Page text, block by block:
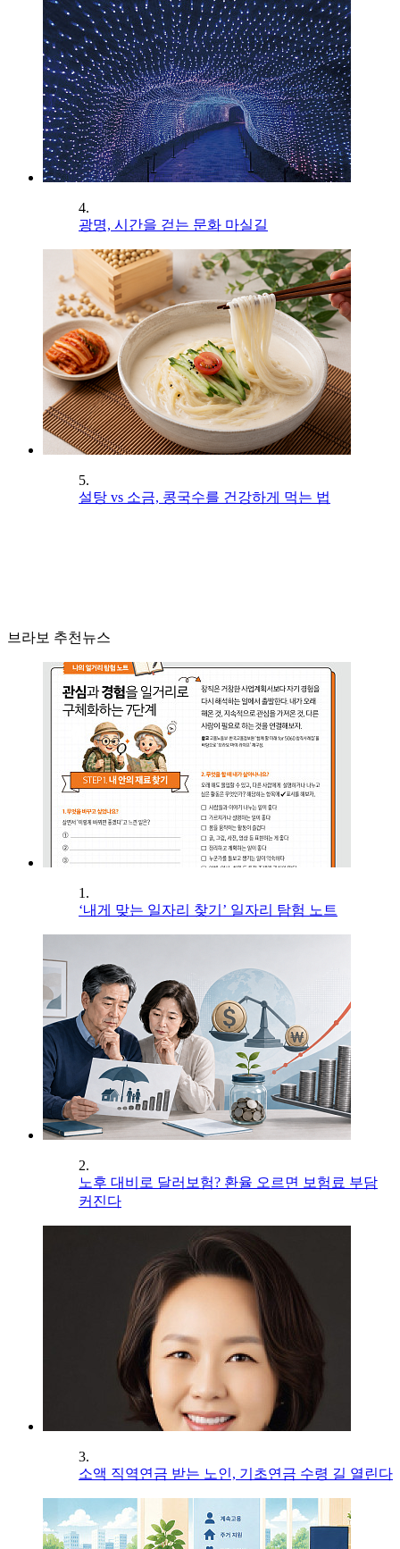
4.
광명, 시간을 걷는 문화 마실길
5.
설탕 vs 소금, 콩국수를 건강하게 먹는 법
브라보 추천뉴스
1.
‘내게 맞는 일자리 찾기’ 일자리 탐험 노트
2.
노후 대비로 달러보험? 환율 오르면 보험료 부담
커진다
3.
소액 직역연금 받는 노인, 기초연금 수령 길 열린다